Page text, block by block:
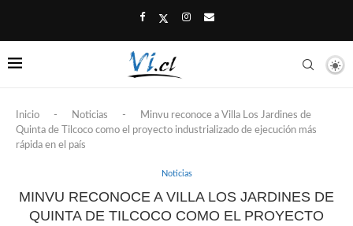
Inicio - Noticias -
Minvu reconoce a Villa Los Jardines de
Quinta de Tilcoco como el proyecto industrializado de ejecución más
rápida en el país
Noticias
MINVU RECONOCE A VILLA LOS JARDINES DE
QUINTA DE TILCOCO COMO EL PROYECTO